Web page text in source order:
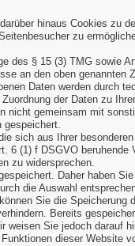
hinaus Cookies zu
zu
des § 15 (3) TMG sowie
an den oben genannten
Daten werden durch
der Daten zu
nicht gemeinsam mit
gespeichert.
sich aus Ihrer
6 (1) f DSGVO beruhende
zu widersprechen.
Daher haben
die Auswahl
Sie die Speicherung
Bereits
weisen Sie jedoch darauf
dieser Website